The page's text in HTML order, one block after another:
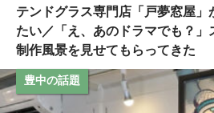
テンドグラス専門店「戸夢窓屋」
たい／「え、あのドラマでも？」
制作風景を見せてもらってきた
豊中の話題